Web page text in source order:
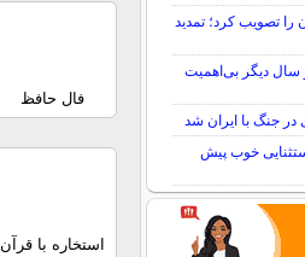
را تصویب کرد؛ تمدید
سال دیگر بی‌اهمیت
در جنگ با ایران شد
خوب پیش
فال حافظ
استخاره با قرآن